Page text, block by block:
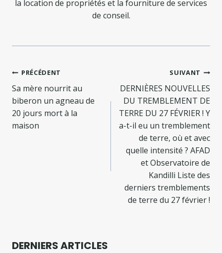
la location de propriétés et la fourniture de services
de conseil.
Navigation
de
l’article
PRÉCÉDENT
Sa mère nourrit au
biberon un agneau de
20 jours mort à la
maison
SUIVANT
DERNIÈRES NOUVELLES
DU TREMBLEMENT DE
TERRE DU 27 FÉVRIER ! Y
a-t-il eu un tremblement
de terre, où et avec
quelle intensité ? AFAD
et Observatoire de
Kandilli Liste des
derniers tremblements
de terre du 27 février !
DERNIERS ARTICLES